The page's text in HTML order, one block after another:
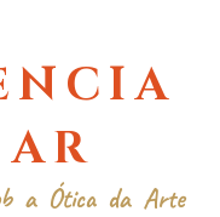
a Ótica da Arte